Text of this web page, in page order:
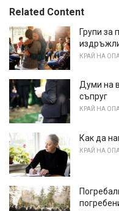
Related Content
Групи за
КРАЙ НА
Думи на
съпруг
КРАЙ НА
Как да
КРАЙ НА